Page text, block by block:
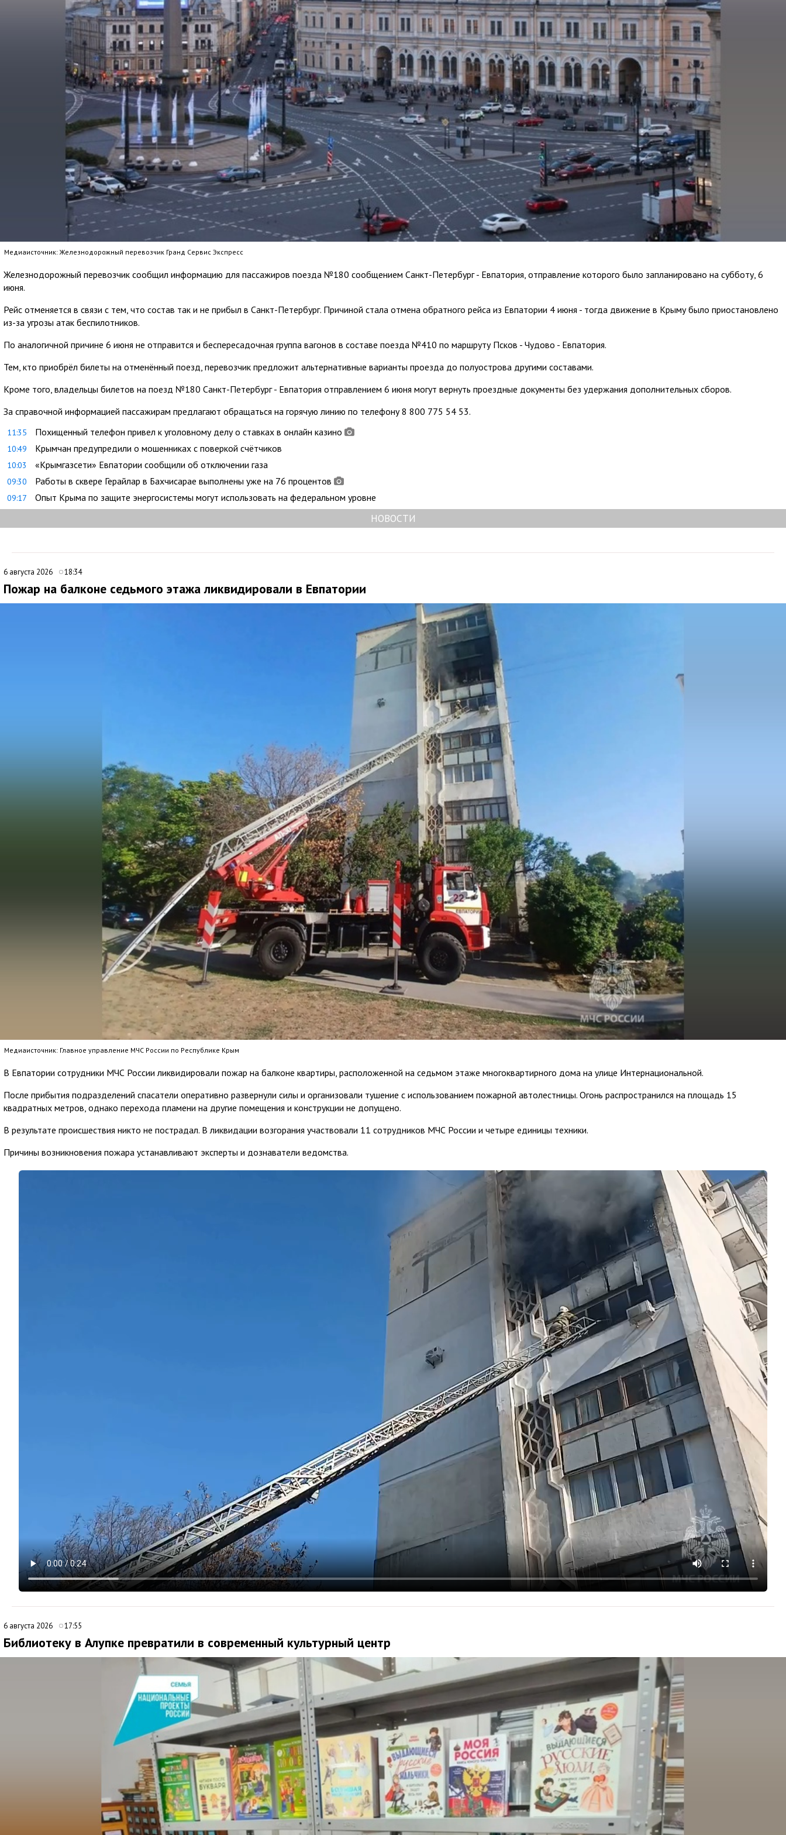
Медиаисточник: Железнодорожный перевозчик Гранд Сервис Экспресс
Железнодорожный перевозчик сообщил информацию для пассажиров поезда №180 сообщением Санкт-Петербург - Евпатория, отправление которого было запланировано на субботу, 6
июня.
Рейс отменяется в связи с тем, что состав так и не прибыл в Санкт-Петербург. Причиной стала отмена обратного рейса из Евпатории 4 июня - тогда движение в Крыму было приостановлено
из-за угрозы атак беспилотников.
По аналогичной причине 6 июня не отправится и беспересадочная группа вагонов в составе поезда №410 по маршруту Псков - Чудово - Евпатория.
Тем, кто приобрёл билеты на отменённый поезд, перевозчик предложит альтернативные варианты проезда до полуострова другими составами.
Кроме того, владельцы билетов на поезд №180 Санкт-Петербург - Евпатория отправлением 6 июня могут вернуть проездные документы без удержания дополнительных сборов.
За справочной информацией пассажирам предлагают обращаться на горячую линию по телефону 8 800 775 54 53.
11:35 Похищенный телефон привел к уголовному делу о ставках в онлайн казино
10:49 Крымчан предупредили о мошенниках с поверкой счётчиков
10:03 «Крымгазсети» Евпатории сообщили об отключении газа
09:30 Работы в сквере Герайлар в Бахчисарае выполнены уже на 76 процентов
09:17 Опыт Крыма по защите энергосистемы могут использовать на федеральном уровне
НОВОСТИ
6 августа 2026 18:34
Пожар на балконе седьмого этажа ликвидировали в Евпатории
Медиаисточник: Главное управление МЧС России по Республике Крым
В Евпатории сотрудники МЧС России ликвидировали пожар на балконе квартиры, расположенной на седьмом этаже многоквартирного дома на улице Интернациональной.
После прибытия подразделений спасатели оперативно развернули силы и организовали тушение с использованием пожарной автолестницы. Огонь распространился на площадь 15
квадратных метров, однако перехода пламени на другие помещения и конструкции не допущено.
В результате происшествия никто не пострадал. В ликвидации возгорания участвовали 11 сотрудников МЧС России и четыре единицы техники.
Причины возникновения пожара устанавливают эксперты и дознаватели ведомства.
6 августа 2026 17:55
Библиотеку в Алупке превратили в современный культурный центр